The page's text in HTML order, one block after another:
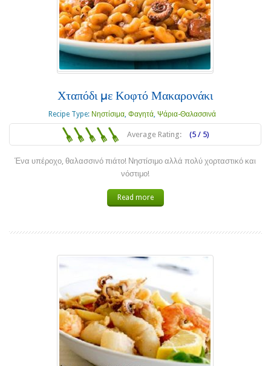
Χταπόδι με Κοφτό Μακαρονάκι
Recipe Type: Νηστίσιμα ,Φαγητά ,Ψάρια-Θαλασσινά
Average Rating: (5 / 5)
Ένα υπέροχο, θαλασσινό πιάτο! Νηστίσιμο αλλά πολύ χορταστικό και
νόστιμο!
Read more